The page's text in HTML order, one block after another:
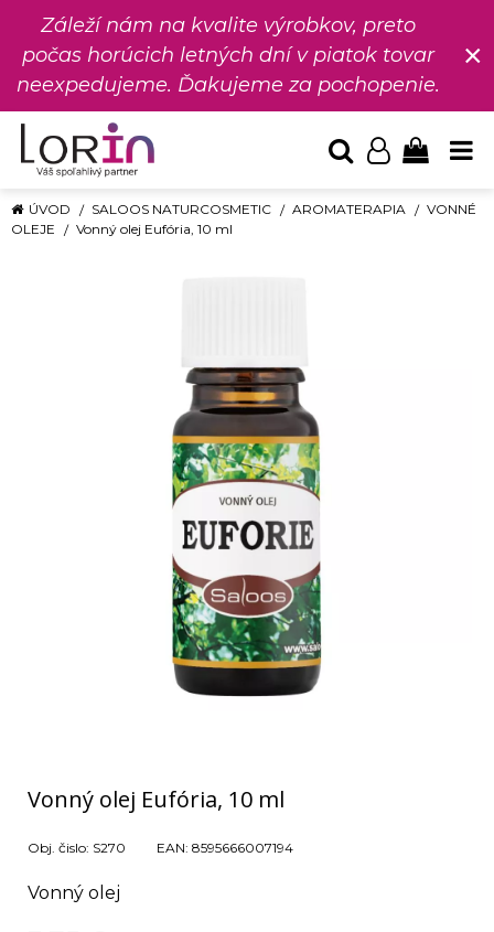
Záleží nám na kvalite výrobkov, preto
počas horúcich letných dní v piatok tovar
neexpedujeme. Ďakujeme za pochopenie.
×
ÚVOD SALOOS NATURCOSMETIC AROMATERAPIA
VONNÉ
OLEJE
Vonný olej Eufória, 10 ml
Vonný olej Eufória, 10 ml
Obj. čislo: S270 EAN: 8595666007194
Vonný olej